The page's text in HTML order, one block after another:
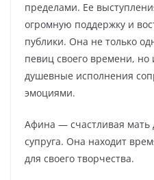
пределами. Ее
огромную поддержку и
публики. Она не только
певиц своего времени, но
душевные исполнения
эмоциями.
Афина — счастливая
супруга. Она находит
для своего творчества.